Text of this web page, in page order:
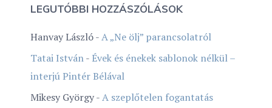
LEGUTÓBBI HOZZÁSZÓLÁSOK
Hanvay László-A „Ne ölj” parancsolatról
Tatai István- Évek és énekek sablonok nélkül –
interjú Pintér Bélával
Mikesy György-A szeplőtelen fogantatás